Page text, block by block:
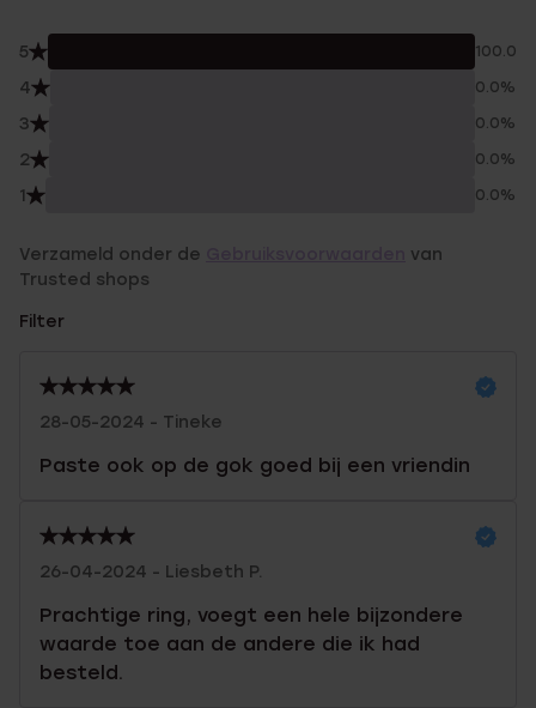
5 100.0%
4 0.0%
3 0.0%
2 0.0%
1 0.0%
Verzameld onder de
van
Trusted shops
Filter
28-05-2024 - Tineke
Paste ook op de gok goed bij een vriendin
26-04-2024 - Liesbeth P.
Prachtige ring, voegt een hele bijzondere
waarde toe aan de andere die ik had
besteld.